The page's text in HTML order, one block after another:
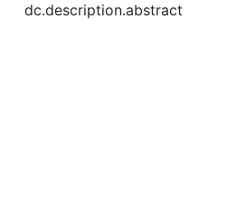
dc.description.abstract